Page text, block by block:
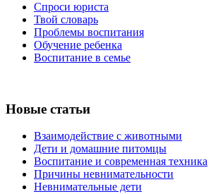
Спроси юриста
Твой словарь
Проблемы воспитания
Обучение ребенка
Воспитание в семье
Новые статьи
Взаимодействие с животными
Дети и домашние питомцы
Воспитание и современная техника
Причины невнимательности
Невнимательные дети